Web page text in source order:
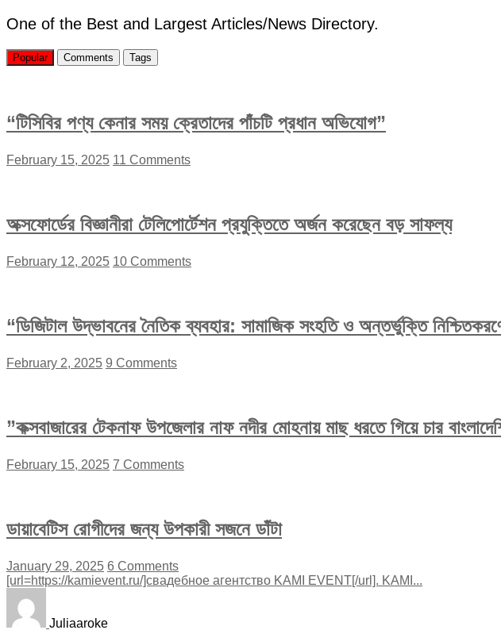
One of the Best and Largest Articles/News Directory.
Popular Comments Tags
“টিসিবির পণ্য কেনার সময় ক্রেতাদের পাঁচটি প্রধান অভিযোগ”
February 15, 2025 11 Comments
অক্সফোর্ডের বিজ্ঞানীরা টেলিপোর্টেশন প্রযুক্তিতে অর্জন করেছেন বড় সাফল্য
February 12, 2025 10 Comments
“ডিজিটাল উদ্ভাবনের নৈতিক ব্যবহার: সামাজিক সংহতি ও অন্তর্ভুক্তি
February 2, 2025 9 Comments
”কক্সবাজারের টেকনাফ উপজেলার নাফ নদীর মোহনায় মাছ ধরতে গিয়ে চার
February 15, 2025 7 Comments
ডায়াবেটিস রোগীদের জন্য উপকারী সজনে ডাঁটা
January 29, 2025 6 Comments
[url=https://kamievent.ru/]свадебное агентство KAMI EVENT[/url]. KAMI...
Juliaaroke